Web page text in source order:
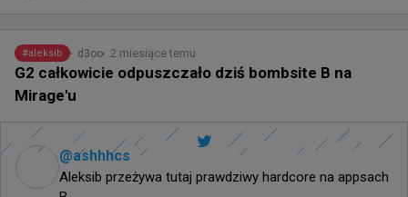
#aleksib d3oo 2 miesiące temu
G2 całkowicie odpuszczało dziś bombsite B na
Mirage'u
@ashhhcs
Aleksib przeżywa tutaj prawdziwy hardcore na appsach